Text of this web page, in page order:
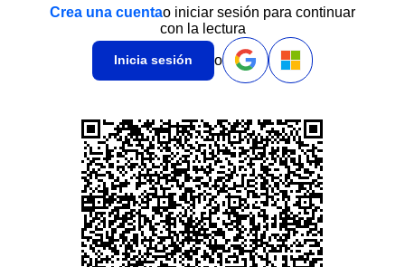
Crea una cuentao iniciar sesión para continuar
con la lectura
Inicia sesión o